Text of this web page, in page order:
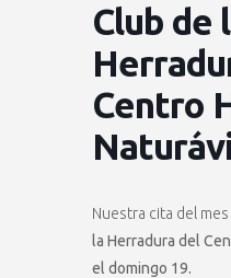
Club de
Centro
Nuestra cita del
la Herradura del
el domingo 19.